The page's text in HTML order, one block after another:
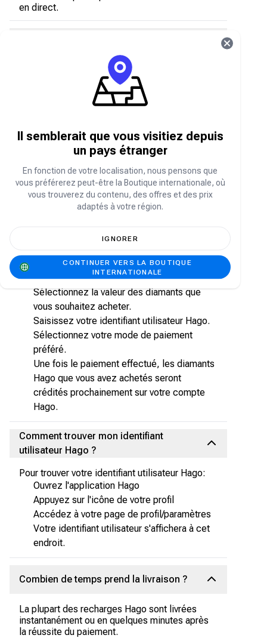
en direct.
Les diamants Hago sont la monnaie virtuelle de
l'application utilisée pour:
Envoyez des cadeaux pendant les discussions
et les diffusions en direct
Achetez des articles et effets spéciaux
Participez à des activités exclusives au sein
de l'application
Comment recharger ses diamants Hago
sur Carry1st Shop ?
Consulter shop.carry1st.com
Recharges de Jeuxou recherchez Hago
Diamonds.
Sélectionnez la valeur des diamants que
vous souhaitez acheter.
Saisissez votre identifiant utilisateur Hago.
Sélectionnez votre mode de paiement
préféré.
Une fois le paiement effectué, les diamants
Hago que vous avez achetés seront
crédités prochainement sur votre compte
Hago.
Comment trouver mon identifiant
utilisateur Hago ?
Pour trouver votre identifiant utilisateur Hago:
Ouvrez l'application Hago
Appuyez sur l'icône de votre profil
Accédez à votre page de profil/paramètres
Votre identifiant utilisateur s'affichera à cet
endroit.
Combien de temps prend la livraison ?
La plupart des recharges Hago sont livrées
instantanément ou en quelques minutes après
la réussite du paiement.
Il semblerait que vous visitiez depuis
un pays étranger
En fonction de votre localisation, nous pensons que
vous préférerez peut-être la Boutique internationale, où
vous trouverez du contenu, des offres et des prix
adaptés à votre région.
IGNORER
CONTINUER VERS LA BOUTIQUE
INTERNATIONALE